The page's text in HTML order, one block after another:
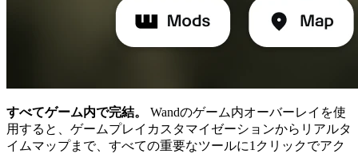
すべてゲーム内で完結。
Wandのゲーム内オーバーレイを使
用すると、ゲームプレイカスタマイゼーションからリアルタ
イムマップまで、すべての重要なツールに1クリックでアク